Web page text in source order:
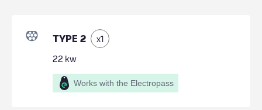
TYPE 2 x1
22 kw
Works with the Electropass